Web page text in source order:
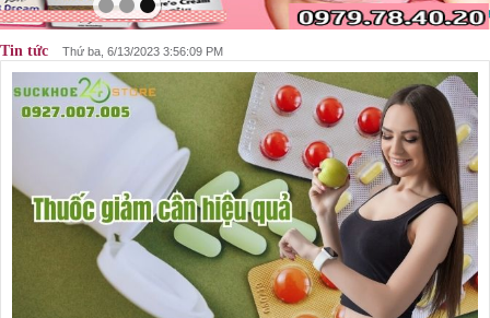
Tin tức Thứ ba, 6/13/2023 3:56:09 PM